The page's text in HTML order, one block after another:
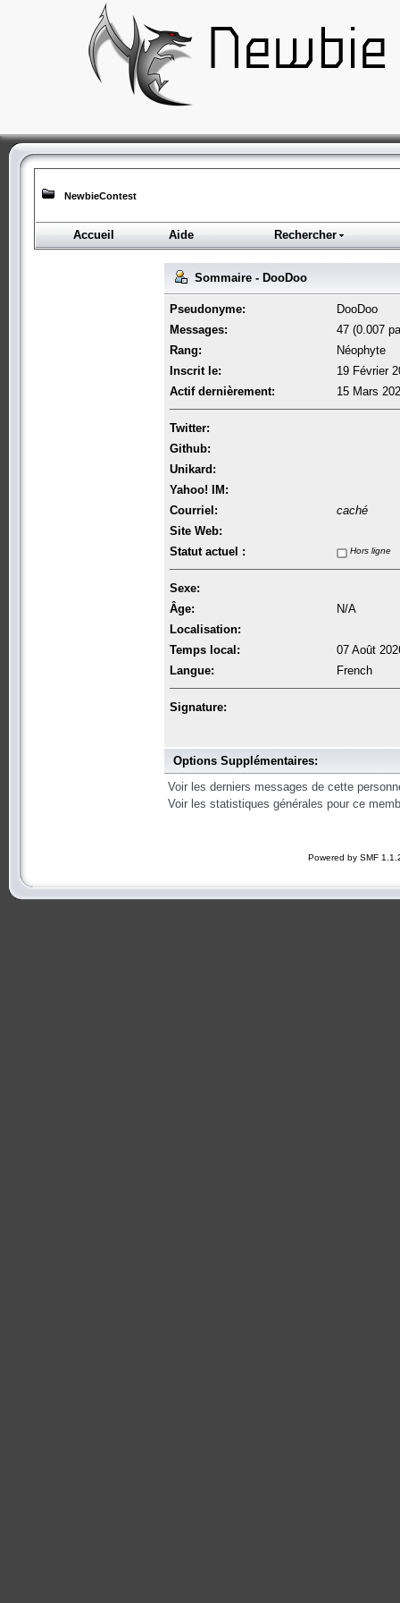
NewbieContest
Accueil Aide Rechercher
Sommaire - DooDoo
Pseudonyme:
DooDoo
Messages:
47 (0.007
Rang:
Néophyte
Inscrit le:
19 Février
Actif dernièrement:
15 Mars
Twitter:
Github:
Unikard:
Yahoo! IM:
Courriel:
caché
Site Web:
Statut actuel :
Hors ligne
Sexe:
Âge:
N/A
Localisation:
Temps local:
07 Août
Langue:
French
Signature:
Options Supplémentaires:
Voir les derniers messages de cette
Voir les statistiques générales pour ce
Powered by SMF